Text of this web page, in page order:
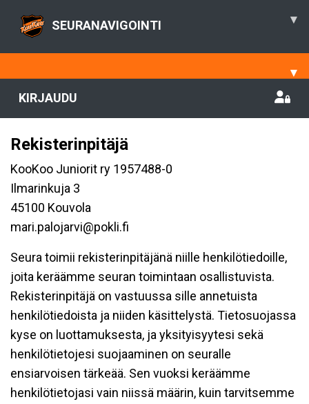
SEURANAVIGOINTI ▾
▾
KIRJAUDU
Rekisterinpitäjä
KooKoo Juniorit ry 1957488-0
Ilmarinkuja 3
45100 Kouvola
mari.palojarvi@pokli.fi
Seura toimii rekisterinpitäjänä niille henkilötiedoille,
joita keräämme seuran toimintaan osallistuvista.
Rekisterinpitäjä on vastuussa sille annetuista
henkilötiedoista ja niiden käsittelystä. Tietosuojassa
kyse on luottamuksesta, ja yksityisyytesi sekä
henkilötietojesi suojaaminen on seuralle
ensiarvoisen tärkeää. Sen vuoksi keräämme
henkilötietojasi vain niissä määrin, kuin tarvitsemme